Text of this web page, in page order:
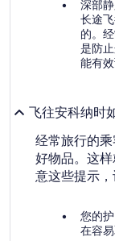
深部
长途
的。
是防
能有效
飞往安科纳时
经常旅行的
好物品。这
意这些提示
您的
在容